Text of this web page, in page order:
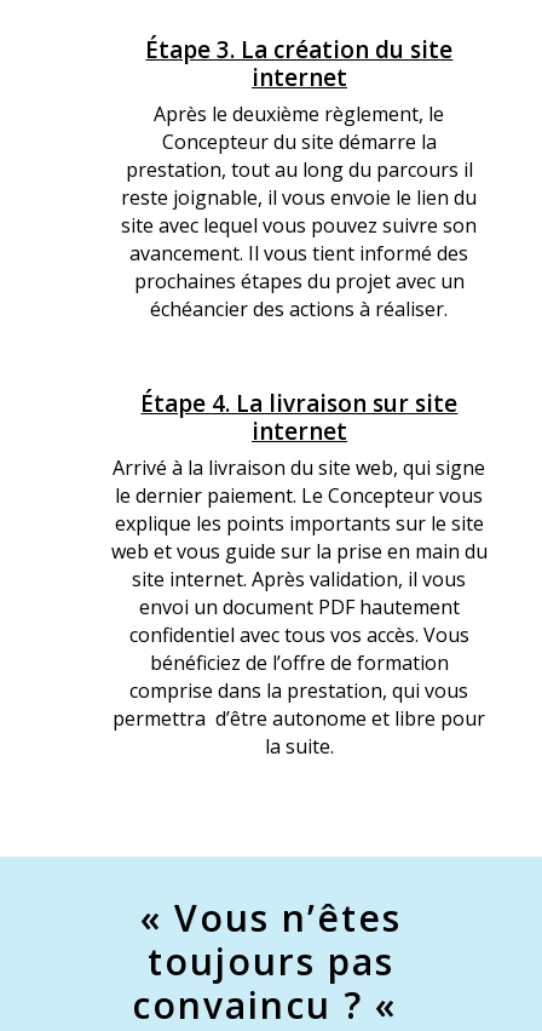
Étape 3. La création du site
internet
Après le deuxième règlement, le
Concepteur du site démarre la
prestation, tout au long du parcours il
reste joignable, il vous envoie le lien du
site avec lequel vous pouvez suivre son
avancement. Il vous tient informé des
prochaines étapes du projet avec un
échéancier des actions à réaliser.
Étape 4. La livraison sur site
internet
Arrivé à la livraison du site web, qui signe
le dernier paiement. Le Concepteur vous
explique les points importants sur le site
web et vous guide sur la prise en main du
site internet. Après validation, il vous
envoi un document PDF hautement
confidentiel avec tous vos accès. Vous
bénéficiez de l’offre de formation
comprise dans la prestation, qui vous
permettra d’être autonome et libre pour
la suite.
« Vous n’êtes
toujours pas
convaincu ? «